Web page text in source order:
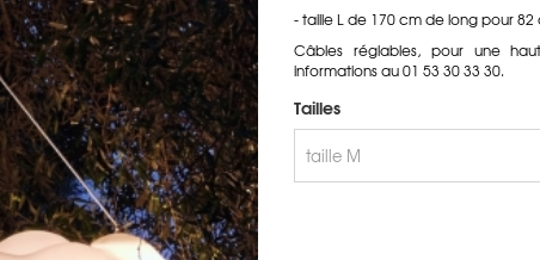
- taille L de 170 cm de long pour
Câbles réglables, pour une
informations au 01 53 30 33 30.
Tailles